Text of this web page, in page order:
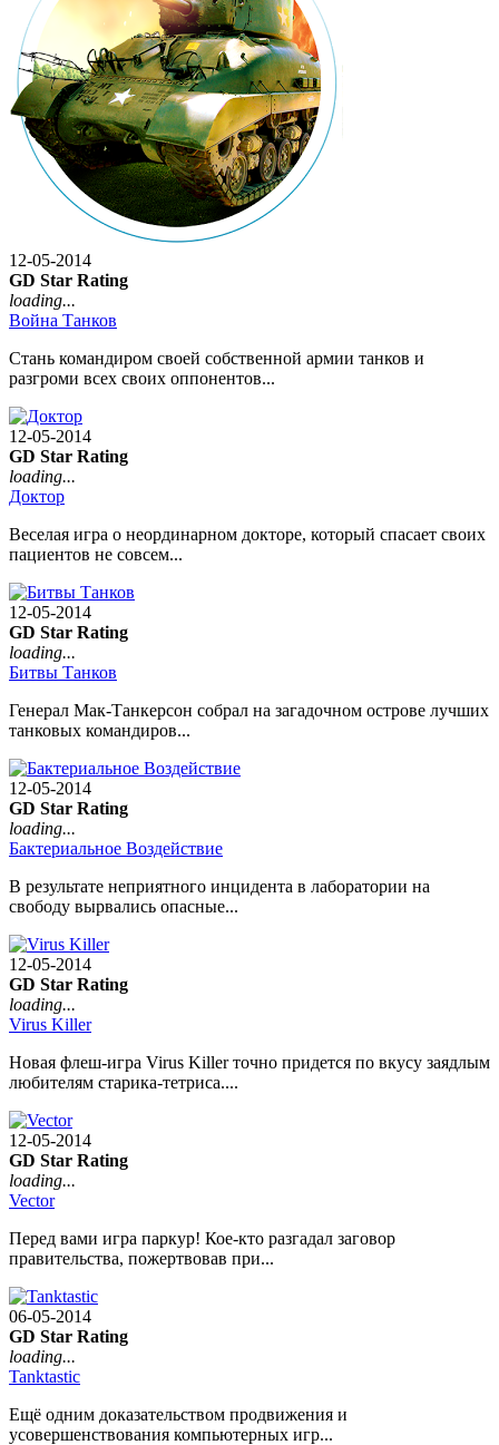
12-05-2014
GD Star Rating
loading...
Война Танков
Стань командиром своей собственной армии танков и
разгроми всех своих оппонентов...
12-05-2014
GD Star Rating
loading...
Доктор
Веселая игра о неординарном докторе, который спасает своих
пациентов не совсем...
12-05-2014
GD Star Rating
loading...
Битвы Танков
Генерал Мак-Танкерсон собрал на загадочном острове лучших
танковых командиров...
12-05-2014
GD Star Rating
loading...
Бактериальное Воздействие
В результате неприятного инцидента в лаборатории на
свободу вырвались опасные...
12-05-2014
GD Star Rating
loading...
Virus Killer
Новая флеш-игра Virus Killer точно придется по вкусу заядлым
любителям старика-тетриса....
12-05-2014
GD Star Rating
loading...
Vector
Перед вами игра паркур! Кое-кто разгадал заговор
правительства, пожертвовав при...
06-05-2014
GD Star Rating
loading...
Tanktastic
Ещё одним доказательством продвижения и
усовершенствования компьютерных игр...